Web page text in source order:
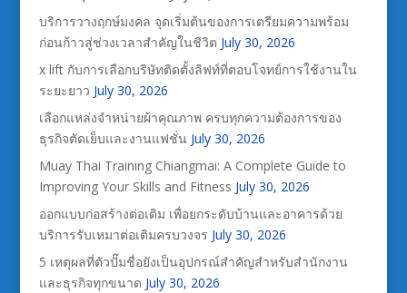
บริการวางฤกษ์มงคล จุดเริ่มต้นของการเตรียมความพร้อม
ก่อนก้าวสู่ช่วงเวลาสำคัญในชีวิต July 30, 2026
x lift กับการเลือกบริษัทติดตั้งลิฟท์ที่ตอบโจทย์การใช้งานใน
ระยะยาว July 30, 2026
เลือกแหล่งจำหน่ายผ้าคุณภาพ ครบทุกความต้องการของ
ธุรกิจตัดเย็บและงานแฟชั่น July 30, 2026
Muay Thai Training Chiangmai: A Complete Guide to
Improving Your Skills and Fitness July 30, 2026
ออกแบบก่อสร้างต่อเติม เพื่อยกระดับบ้านและอาคารด้วย
บริการรับเหมาต่อเติมครบวงจร July 30, 2026
5 เหตุผลที่ตัวปั๊มชื่อยังเป็นอุปกรณ์สำคัญสำหรับสำนักงาน
และธุรกิจทุกขนาด July 30, 2026